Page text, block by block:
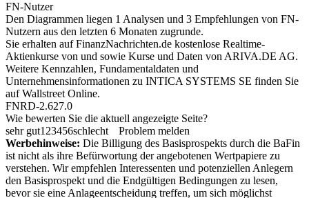
FN-Nutzer
Den Diagrammen liegen 1 Analysen und 3 Empfehlungen von FN-
Nutzern aus den letzten 6 Monaten zugrunde.
Sie erhalten auf FinanzNachrichten.de kostenlose Realtime-
Aktienkurse von und sowie Kurse und Daten von ARIVA.DE AG.
Weitere Kennzahlen, Fundamentaldaten und
Unternehmensinformationen zu INTICA SYSTEMS SE finden Sie
aufWallstreet Online.
FNRD-2.627.0
Wie bewerten Sie die aktuell angezeigte Seite?
sehr gut1 23456schlecht
Problem melden
Werbehinweise: Die Billigung des Basisprospekts durch die BaFin
ist nicht als ihre Befürwortung der angebotenen Wertpapiere zu
verstehen. Wir empfehlen Interessenten und potenziellen Anlegern
den Basisprospekt und die Endgültigen Bedingungen zu lesen,
bevor sie eine Anlageentscheidung treffen, um sich möglichst